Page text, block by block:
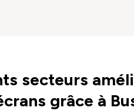
secteurs
grâce à